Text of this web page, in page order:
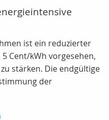
ist ein reduzierter
Cent/kWh vorgesehen,
stärken. Die endgültige
der